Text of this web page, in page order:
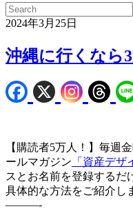
2024年3月25日
沖縄に行くなら
【購読者5万人！】毎週
ールマガジン 「資産デザ
スとお名前を登録するだ
具体的な方法をご紹介し
———-